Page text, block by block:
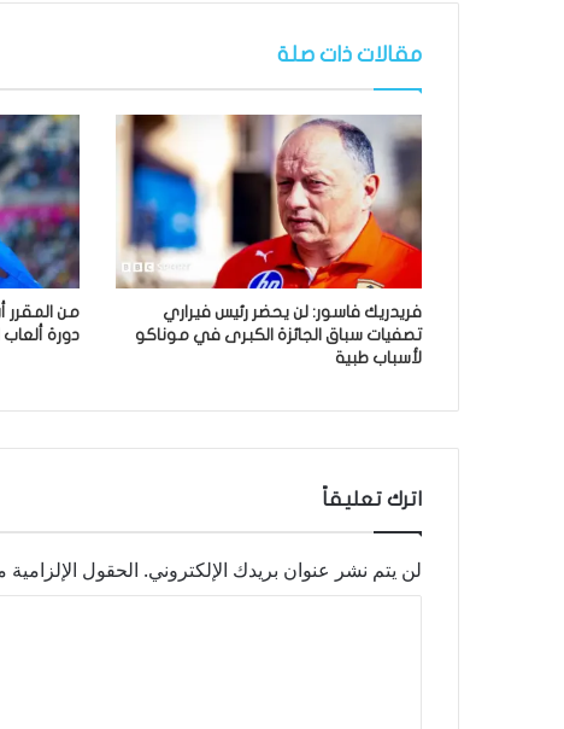
مقالات ذات صلة
فريدريك فاسور: لن يحضر رئيس فيراري
تصفيات سباق الجائزة الكبرى في موناكو
لأسباب طبية
من المقرر
دورة
اترك تعليقاً
لن يتم نشر عنوان بريدك الإلكتروني. الحقول الإلزامية